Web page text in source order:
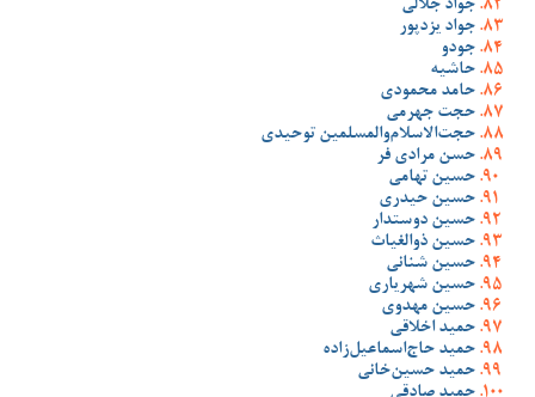
جواد جلالی
جواد یزدپور
جودو
حاشیه
حامد محمودی
حجت جهرمی
حجت‌الاسلام‌والمسلمین توحیدی
حسن مرادی فر
حسین تهامی
حسین حیدری
حسین دوستدار
حسین ذوالغیاث
حسین شنانی
حسین شهریاری
حسین مهدوی
حمید اخلاقی
حمید حاج‌اسماعیل‌زاده
حمید حسین‌خانی